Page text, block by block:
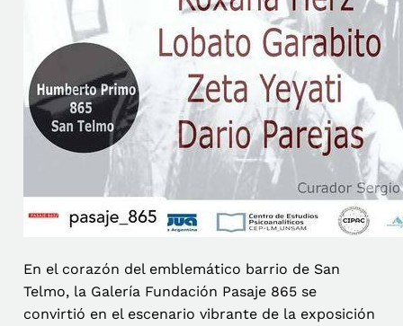
En el corazón del emblemático barrio de San
Telmo, la Galería Fundación Pasaje 865 se
convirtió en el escenario vibrante de la exposición